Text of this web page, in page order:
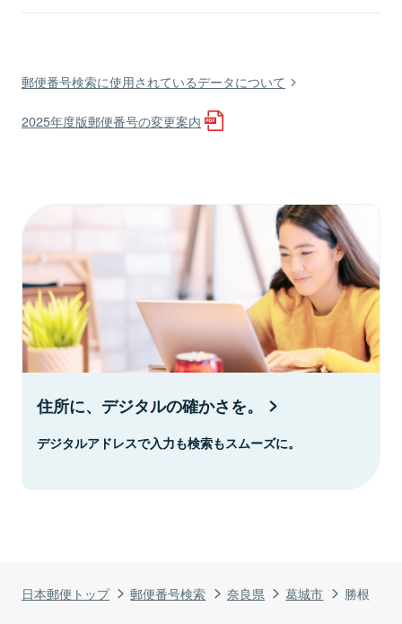
日本郵便トップ 郵便番号検索 奈良県 葛城市 勝根
郵便番号検索に使用されているデータについて
2025年度版郵便番号の変更案内
住所に、デジタルの確かさを。
デジタルアドレスで入力も検索もスムーズに。